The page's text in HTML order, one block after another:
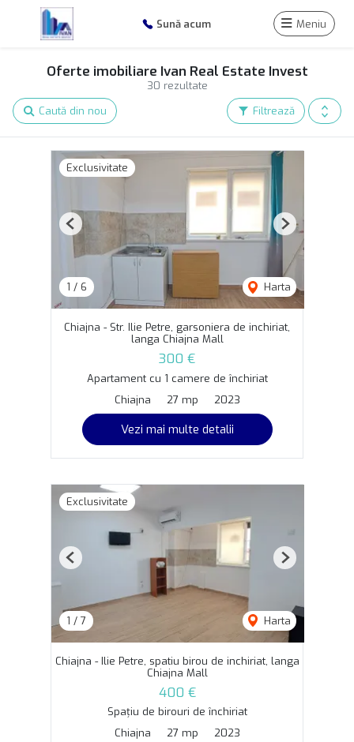
Sună acum Meniu
30 rezultate
Oferte imobiliare Ivan Real Estate Invest
Filtrează
Caută din nou
Exclusivitate
1 / 6 Harta
Previous Next
Chiajna - Str. Ilie Petre, garsoniera de inchiriat,
langa Chiajna Mall
300 €
Apartament cu 1 camere de închiriat
Chiajna
27 mp 2023
Vezi mai multe detalii
Exclusivitate
1 / 7 Harta
Previous Next
Chiajna - Ilie Petre, spatiu birou de inchiriat, langa
Chiajna Mall
400 €
Spațiu de birouri de închiriat
Chiajna
27 mp 2023